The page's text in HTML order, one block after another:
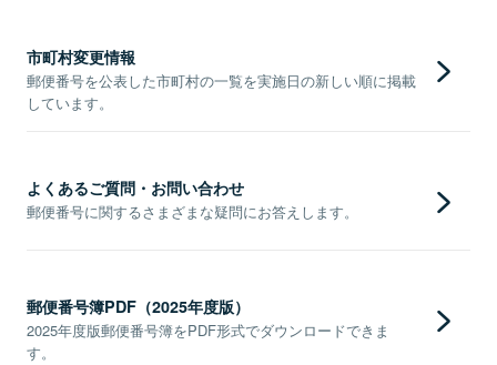
市町村変更情報
郵便番号を公表した市町村の一覧を実施日の新しい順に掲載
しています。
よくあるご質問・お問い合わせ
郵便番号に関するさまざまな疑問にお答えします。
郵便番号簿PDF（2025年度版）
2025年度版郵便番号簿をPDF形式でダウンロードできま
す。